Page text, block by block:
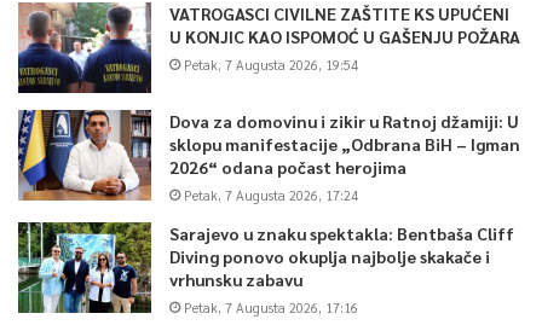
VATROGASCI CIVILNE ZAŠTITE KS UPUĆENI
U KONJIC KAO ISPOMOĆ U GAŠENJU POŽARA
Petak, 7 Augusta 2026, 19:54
Dova za domovinu i zikir u Ratnoj džamiji: U
sklopu manifestacije „Odbrana BiH – Igman
2026“ odana počast herojima
Petak, 7 Augusta 2026, 17:24
Sarajevo u znaku spektakla: Bentbaša Cliff
Diving ponovo okuplja najbolje skakače i
vrhunsku zabavu
Petak, 7 Augusta 2026, 17:16